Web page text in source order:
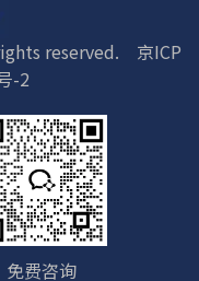
reserved.
京ICP
-2
免费咨询